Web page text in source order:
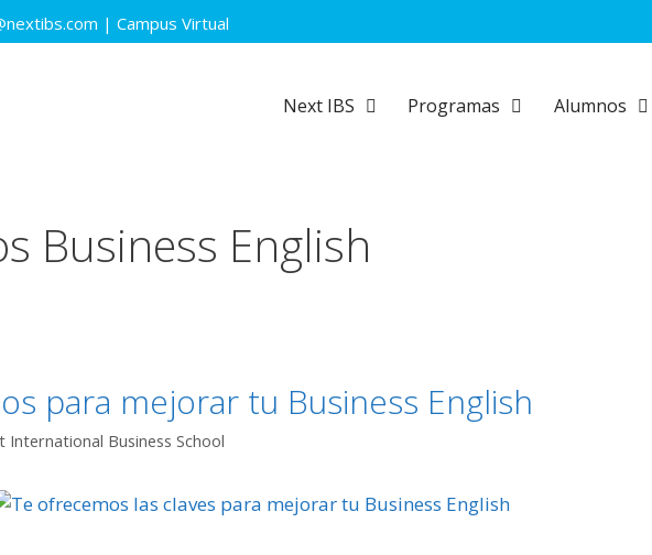
| Campus Virtual
Next IBS Programas Alumnos
Business English
para mejorar tu Business English
International Business School